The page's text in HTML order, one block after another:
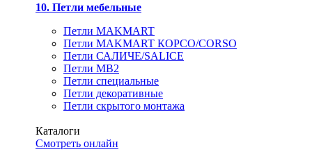
10. Петли мебельные
Петли MAKMART
Петли MAKMART КОРСО/CORSO
Петли САЛИЧЕ/SALICE
Петли MB2
Петли специальные
Петли декоративные
Петли скрытого монтажа
Каталоги
Смотреть онлайн